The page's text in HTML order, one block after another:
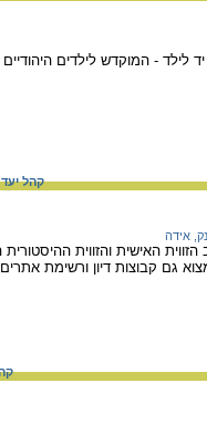
לילד - המוקדש לילדים
קהל
אידה
האישית והזווית ההיסטורית
גם קבוצות דיון ורשימת